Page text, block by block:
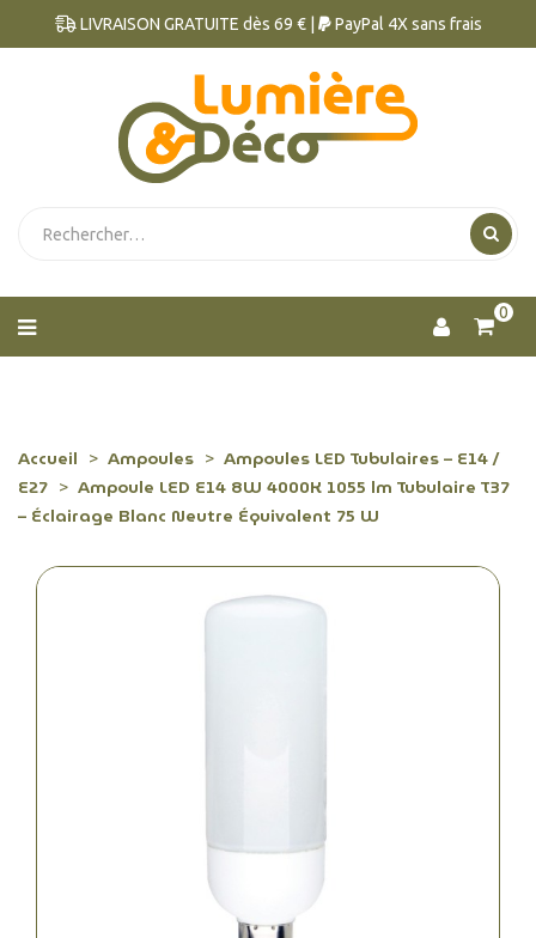
LIVRAISON GRATUITE dès 69 € | PayPal 4X sans frais
0
Accueil Ampoules
Ampoules LED Tubulaires – E14 /
E27
Ampoule LED E14 8W 4000K 1055 lm Tubulaire T37
– Éclairage Blanc Neutre Équivalent 75 W